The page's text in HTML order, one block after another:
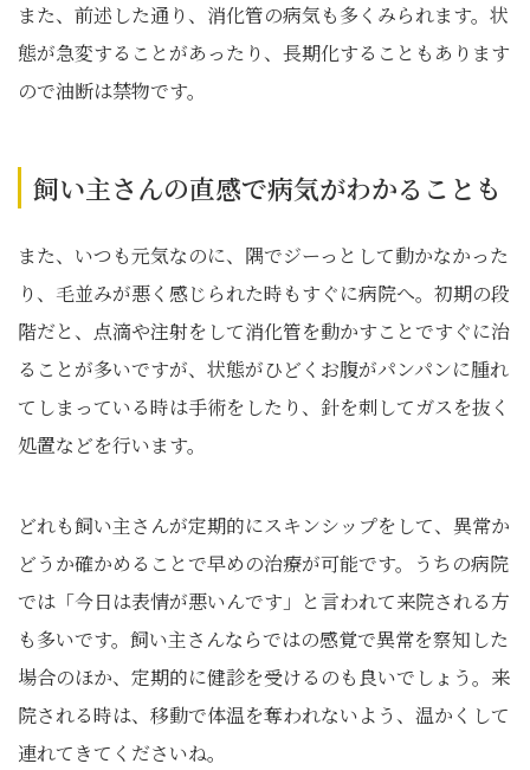
また、前述した通り、消化管の病気も多くみられます。状
態が急変することがあったり、長期化することもあります
ので油断は禁物です。
飼い主さんの直感で病気がわかることも
また、いつも元気なのに、隅でジーっとして動かなかった
り、毛並みが悪く感じられた時もすぐに病院へ。初期の段
階だと、点滴や注射をして消化管を動かすことですぐに治
ることが多いですが、状態がひどくお腹がパンパンに腫れ
てしまっている時は手術をしたり、針を刺してガスを抜く
処置などを行います。
どれも飼い主さんが定期的にスキンシップをして、異常か
どうか確かめることで早めの治療が可能です。うちの病院
では「今日は表情が悪いんです」と言われて来院される方
も多いです。飼い主さんならではの感覚で異常を察知した
場合のほか、定期的に健診を受けるのも良いでしょう。来
院される時は、移動で体温を奪われないよう、温かくして
連れてきてくださいね。